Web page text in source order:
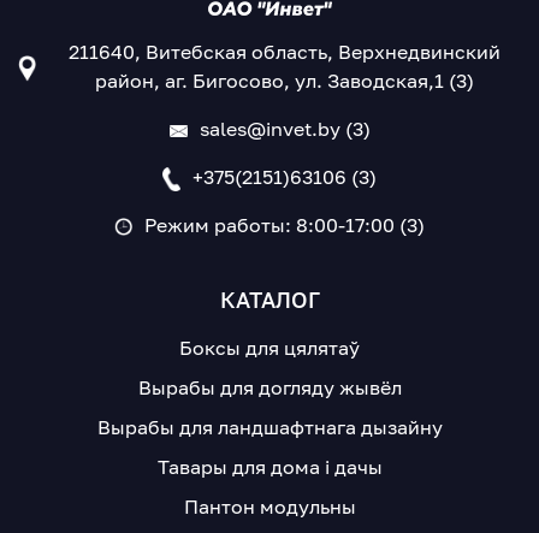
211640, Витебская область, Верхнедвинский
район, аг. Бигосово, ул. Заводская,1 (3)
sales@invet.by (3)
+375(2151)63106 (3)
Режим работы: 8:00-17:00 (3)
КАТАЛОГ
Боксы для цялятаў
Вырабы для догляду жывёл
Вырабы для ландшафтнага дызайну
Тавары для дома і дачы
Пантон модульны